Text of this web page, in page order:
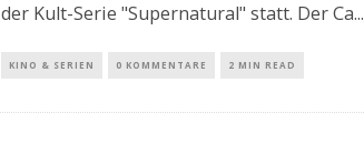
der Kult-Serie "Supernatural" statt. Der Ca...
KINO & SERIEN 0 KOMMENTARE 2 MIN READ